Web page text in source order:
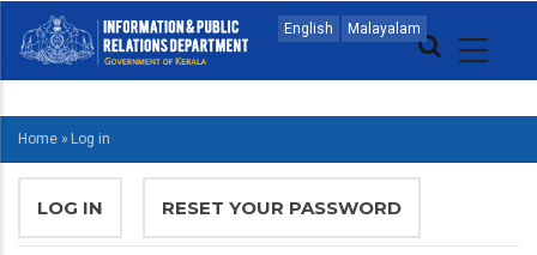
main
English Malayalam
MAIN
NAVIGATION
MALAYALAM
BREADCRUMB
Home » Log in
PRIMARY
TABS
LOG IN (ACTIVERESET YOUR PASSWORD